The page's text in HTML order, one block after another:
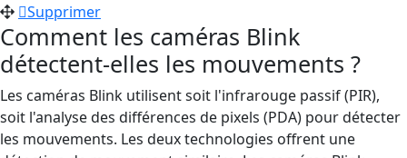
Supprimer
Comment les caméras Blink
détectent-elles les mouvements ?
Les caméras Blink utilisent soit l'infrarouge passif (PIR),
soit l'analyse des différences de pixels (PDA) pour détecter
les mouvements. Les deux technologies offrent une